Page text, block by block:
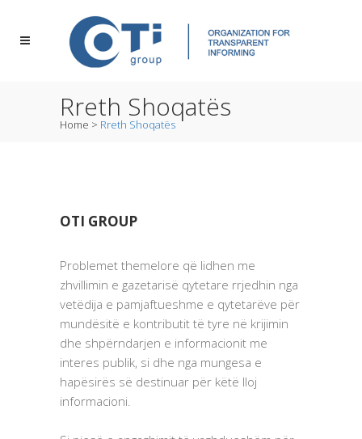
Rreth Shoqatës
Home > Rreth Shoqatës
OTI GROUP
Problemet themelore që lidhen me
zhvillimin e gazetarisë qytetare rrjedhin nga
vetëdija e pamjaftueshme e qytetarëve për
mundësitë e kontributit të tyre në krijimin
dhe shpërndarjen e informacionit me
interes publik, si dhe nga mungesa e
hapësirës së destinuar për këtë lloj
informacioni.